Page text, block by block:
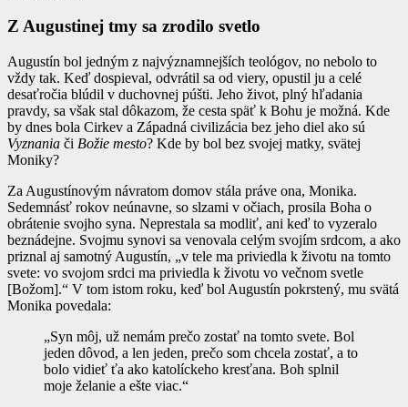
Z Augustinej tmy sa zrodilo svetlo
Augustín bol jedným z najvýznamnejších teológov, no nebolo to
vždy tak. Keď dospieval, odvrátil sa od viery, opustil ju a celé
desaťročia blúdil v duchovnej púšti. Jeho život, plný hľadania
pravdy, sa však stal dôkazom, že cesta späť k Bohu je možná. Kde
by dnes bola Cirkev a Západná civilizácia bez jeho diel ako sú
Vyznania či Božie mesto? Kde by bol bez svojej matky, svätej
Moniky?
Za Augustínovým návratom domov stála práve ona, Monika.
Sedemnásť rokov neúnavne, so slzami v očiach, prosila Boha o
obrátenie svojho syna. Neprestala sa modliť, ani keď to vyzeralo
beznádejne. Svojmu synovi sa venovala celým svojím srdcom, a ako
priznal aj samotný Augustín, „v tele ma priviedla k životu na tomto
svete: vo svojom srdci ma priviedla k životu vo večnom svetle
[Božom].“ V tom istom roku, keď bol Augustín pokrstený, mu svätá
Monika povedala:
„Syn môj, už nemám prečo zostať na tomto svete. Bol
jeden dôvod, a len jeden, prečo som chcela zostať, a to
bolo vidieť ťa ako katolíckeho kresťana. Boh splnil
moje želanie a ešte viac.“